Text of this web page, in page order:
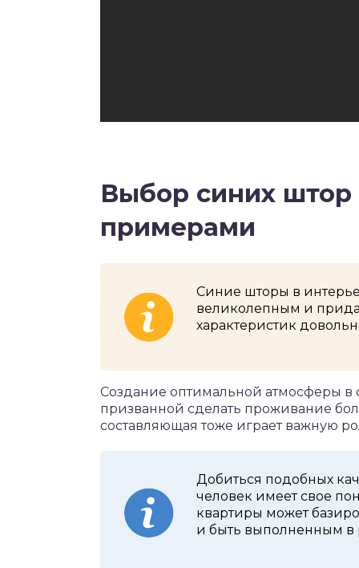
Выбор синих
примерами
Синие шторы в
великолепным и
характеристик
Создание оптимальной атмосферы в
призванной сделать проживание
составляющая тоже играет важную
Добиться подобных
человек имеет свое
квартиры может
и быть выполненным в